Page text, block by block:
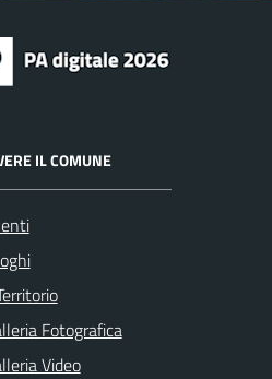
IL COMUNE
Fotografica
Video